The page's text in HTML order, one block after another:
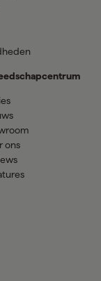
ons